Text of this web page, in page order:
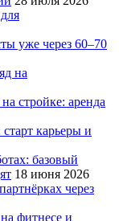
уже через 60–70
на
стройке: аренда
карьеры и
базовый
18 июня 2026
через
фитнесе и